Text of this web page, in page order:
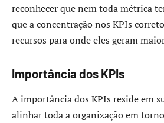
reconhecer que nem toda métrica
que a concentração nos KPIs
recursos para onde eles geram
Importância dos KPIs
A importância dos KPIs reside em
alinhar toda a organização em